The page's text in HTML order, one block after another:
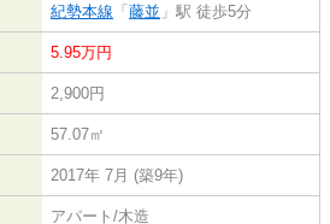
紀勢本線 「 藤並 」駅 徒歩5分
5.95万円
2,900円
57.07㎡
2017年 7月 (築9年)
アパート/木造